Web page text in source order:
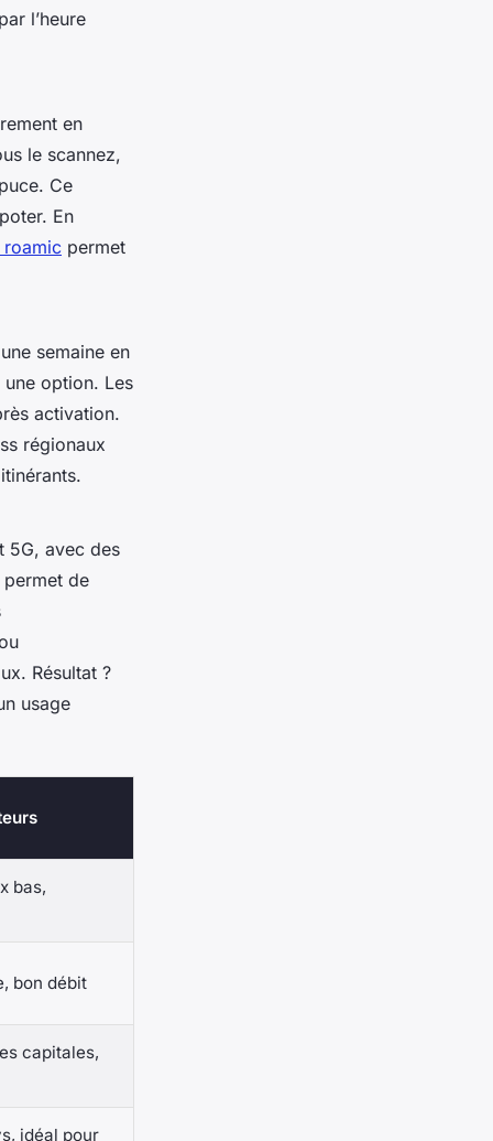
l’heure
en
le scannez,
Ce
En
roamic permet
semaine en
une option. Les
activation.
régionaux
5G, avec des
de
Résultat ?
usage
bas,
bon débit
capitales,
idéal pour